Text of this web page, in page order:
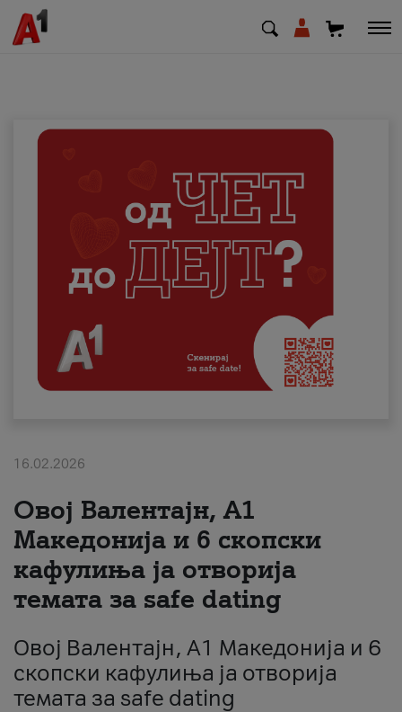
Деловни
Поддршка
Надополни кредит
Плати сметка
#ПодобарОнлајн
16.02.2026
Овој Валентајн, A1
Македонија и 6 скопски
кафулиња ја отворија
темата за safe dating
Овој Валентајн, A1 Македонија и 6
скопски кафулиња ја отворија
темата за safe dating